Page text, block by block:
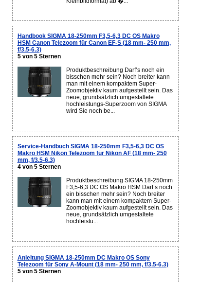
Handbook SIGMA 18-250mm F3,5-6,3 DC OS Makro
HSM Canon Telezoom für Canon EF-S (18 mm- 250 mm,
f/3.5-6.3)
5 von 5 Sternen
Produktbeschreibung Darf’s noch ein
bisschen mehr sein? Noch breiter kann
man mit einem kompaktem Super-
Zoomobjektiv kaum aufgestellt sein. Das
neue, grundsätzlich umgestaltete
hochleistungs-Superzoom von SIGMA
wird Sie noch be...
Service-Handbuch SIGMA 18-250mm F3,5-6,3 DC OS
Makro HSM Nikon Telezoom für Nikon AF (18 mm- 250
mm, f/3.5-6.3)
4 von 5 Sternen
Produktbeschreibung SIGMA 18-250mm
F3,5-6,3 DC OS Makro HSM Darf’s noch
ein bisschen mehr sein? Noch breiter
kann man mit einem kompaktem Super-
Zoomobjektiv kaum aufgestellt sein. Das
neue, grundsätzlich umgestaltete
hochleistu...
Anleitung SIGMA 18-250mm DC Makro OS Sony
Telezoom für Sony A-Mount (18 mm- 250 mm, f/3.5-6.3)
5 von 5 Sternen